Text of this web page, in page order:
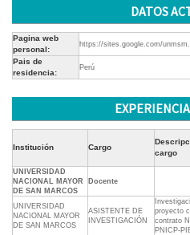
DATOS
Pagina web
personal:
https://sites.google.com/
Pais de
residencia:
Perú
Institución Cargo
cargo
UNIVERSIDAD
NACIONAL MAYOR
DE SAN MARCOS
Docente
UNIVERSIDAD
NACIONAL MAYOR
DE SAN MARCOS
ASISTENTE DE
INVESTIGACIÓN
proyecto
contrato
PNICP-